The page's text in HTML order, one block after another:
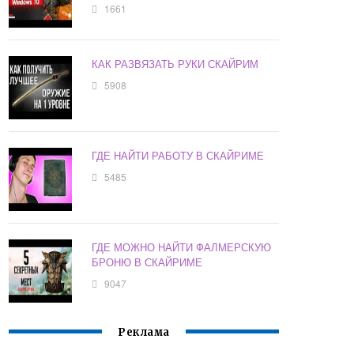
1661
КАК РАЗВЯЗАТЬ РУКИ СКАЙРИМ
5908
ГДЕ НАЙТИ РАБОТУ В СКАЙРИМЕ
5485
ГДЕ МОЖНО НАЙТИ ФАЛМЕРСКУЮ
БРОНЮ В СКАЙРИМЕ
9047
Реклама